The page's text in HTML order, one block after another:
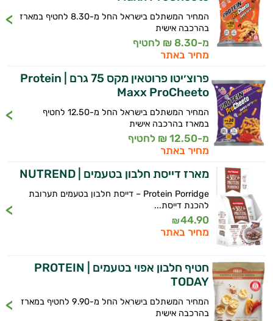
המחיר המשתלם בישראל החל מ-8.30 לחטיף במארז
בהרכבה אישית
מ-8.30 ₪ לחטיף
מחיר באתר
פרוצ׳יטו פרוטאין מקס 75 גרם | Protein
Maxx ProCheeto
המחיר המשתלם בישראל החל מ-12.50 לחטיף
במארז בהרכבה אישית
מ-12.50 ₪ לחטיף
מחיר באתר
מארז דייסת חלבון בטעמים | NUTREND
Protein Porridge – דייסת חלבון בטעמים תערובת
להכנת דייסת...
44.90
₪
מחיר באתר
חטיף חלבון אפוי בטעמים | PROTEIN
TODAY
המחיר המשתלם בישראל החל מ-9.90 לחטיף במארז
בהרכבה אישית